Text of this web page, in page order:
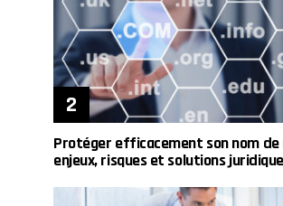
Protéger efficacement son nom de
enjeux, risques et solutions